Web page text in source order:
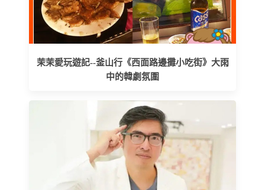
茉茉愛玩遊記--釜山行《西面路邊攤小吃街》大雨
中的韓劇氛圍